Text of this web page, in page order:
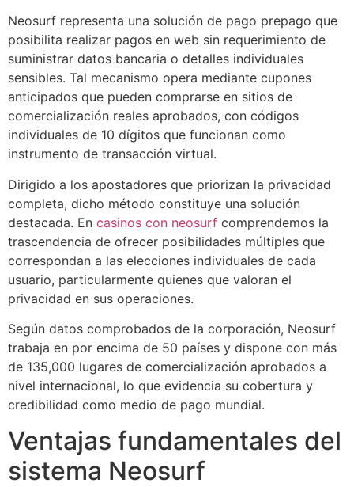
Neosurf representa una solución de pago prepago que
posibilita realizar pagos en web sin requerimiento de
suministrar datos bancaria o detalles individuales
sensibles. Tal mecanismo opera mediante cupones
anticipados que pueden comprarse en sitios de
comercialización reales aprobados, con códigos
individuales de 10 dígitos que funcionan como
instrumento de transacción virtual.
Dirigido a los apostadores que priorizan la privacidad
completa, dicho método constituye una solución
destacada. En casinos con neosurf comprendemos la
trascendencia de ofrecer posibilidades múltiples que
correspondan a las elecciones individuales de cada
usuario, particularmente quienes que valoran el
privacidad en sus operaciones.
Según datos comprobados de la corporación, Neosurf
trabaja en por encima de 50 países y dispone con más
de 135,000 lugares de comercialización aprobados a
nivel internacional, lo que evidencia su cobertura y
credibilidad como medio de pago mundial.
Ventajas fundamentales del
sistema Neosurf